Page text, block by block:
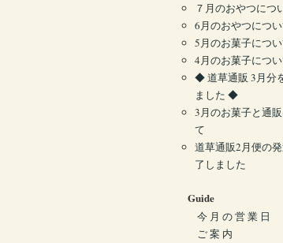
７月のおやつにつ
6月のおやつにつ
5月のお菓子につ
4月のお菓子につ
◆ 道草通販 3月分
ました ◆
3月のお菓子と通
て
道草通販2月便の
了しました
Guide
今 月 の 営 業 日
ご 案 内